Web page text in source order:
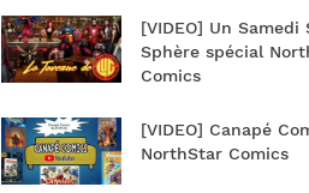
[VIDEO] Un Samedi
Sphère spécial
Comics
[VIDEO] Canapé
NorthStar Comics